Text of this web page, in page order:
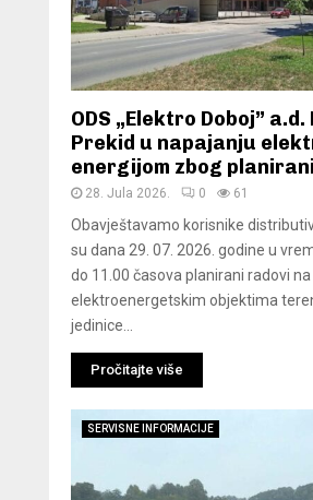
ODS „Elektro Doboj” a.d.
Prekid u napajanju
energijom zbog
28. Jula 2026. 0 61
Obavještavamo korisnike
su dana 29. 07. 2026. godine u
do 11.00 časova planirani radovi na
elektroenergetskim objektima
jedinice...
Pročitajte više
SERVISNE INFORMACIJE